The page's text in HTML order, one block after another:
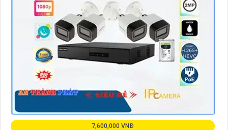
7,600,000 VNĐ